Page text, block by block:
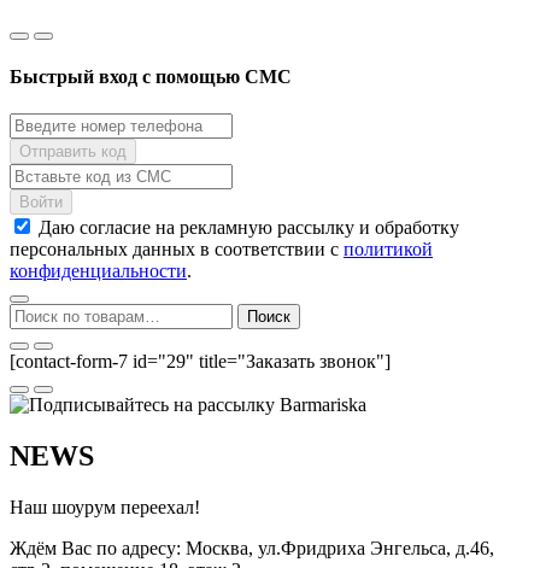
Быстрый вход с помощью СМС
Даю согласие на рекламную рассылку и обработку
персональных данных в соответствии с политикой
конфиденциальности.
Искать: Поиск
[contact-form-7 id="29" title="Заказать звонок"]
NEWS
Наш шоурум переехал!
Ждём Вас по адресу: Москва, ул.Фридриха Энгельса, д.46,